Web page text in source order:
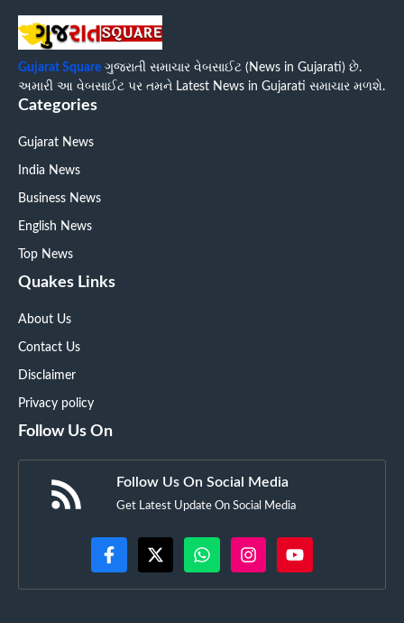
Gujarat Square ગુજરાતી સમાચાર વેબસાઈટ (News in Gujarati) છે.
અમારી આ વેબસાઈટ પર તમને Latest News in Gujarati સમાચાર મળશે.
Categories
Gujarat News
India News
Business News
English News
Top News
Quakes Links
About Us
Contact Us
Disclaimer
Privacy policy
Follow Us On
Follow Us On Social Media
Get Latest Update On Social Media